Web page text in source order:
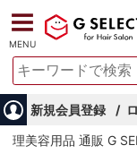
MENU
新規会員登録
理美容用品 通販 G